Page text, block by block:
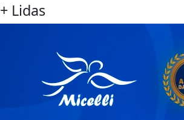
+ Lidas